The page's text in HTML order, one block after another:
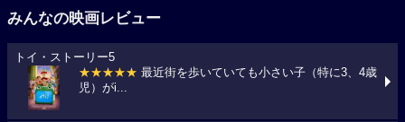
みんなの映画レビュー
トイ・ストーリー5
★★★★★ 最近街を歩いていても小さい子（特に3、4歳
児）がi...